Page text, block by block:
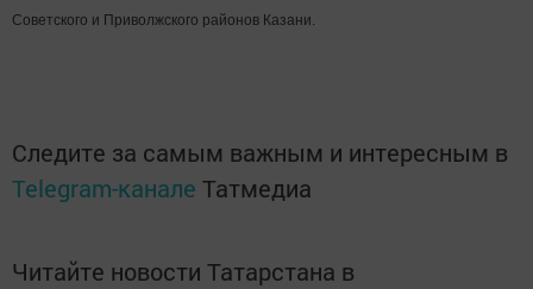
Советского и Приволжского районов Казани.
Следите за самым важным и интересным в
Telegram-канале Татмедиа
Читайте новости Татарстана в